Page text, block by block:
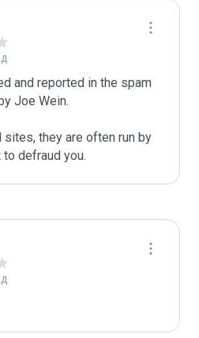
and reported in the spam
Joe Wein.
they are often run by
defraud you.